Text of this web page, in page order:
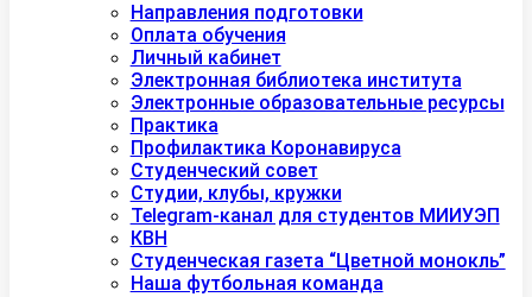
Направления подготовки
Оплата обучения
Личный кабинет
Электронная библиотека института
Электронные образовательные ресурсы
Практика
Профилактика Коронавируса
Студенческий совет
Студии, клубы, кружки
Telegram-канал для студентов МИИУЭП
КВН
Студенческая газета “Цветной монокль”
Наша футбольная команда